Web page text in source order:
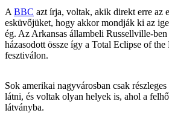
A BBC azt írja, voltak, akik direkt erre az
esküvőjüket, hogy akkor mondják ki az
ég. Az Arkansas állambeli Russellville-
házasodott össze így a Total Eclipse of the
fesztiválon.
Sok amerikai nagyvárosban csak
látni, és voltak olyan helyek is, ahol a
látványba.